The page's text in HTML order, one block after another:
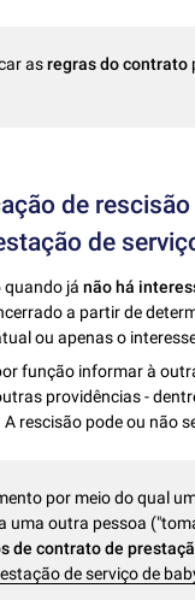
asregras do contrato
de
de
quando jánão há
a partir de
ou apenas o
função informar à
providências -
rescisão pode ou não
por meio do qual
uma outra pessoa
de contrato de
de serviço de